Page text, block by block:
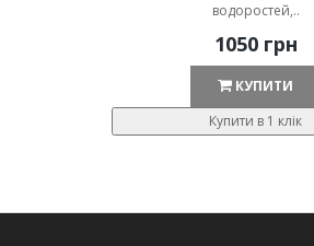
водоростей,..
1050 грн
КУПИТИ
Купити в 1 клік